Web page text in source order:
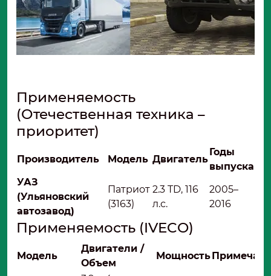
большинством моделей техники и долгий срок
службы даже в тяжелых условиях.
Применяемость
(Отечественная техника –
приоритет)
Производитель Модель Двигатель
Годы
выпуска
УАЗ
(Ульяновский
автозавод)
Патриот
(3163)
2.3 TD, 116
л.с.
2005–
2016
Применяемость (IVECO)
Модель
Двигатели /
Объем
Мощность